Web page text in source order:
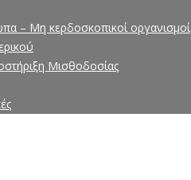
– Μη κερδοσκοπικοί οργανισμοί
Μισθοδοσίας